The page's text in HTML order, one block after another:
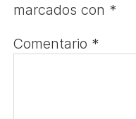
marcados con *
Comentario *